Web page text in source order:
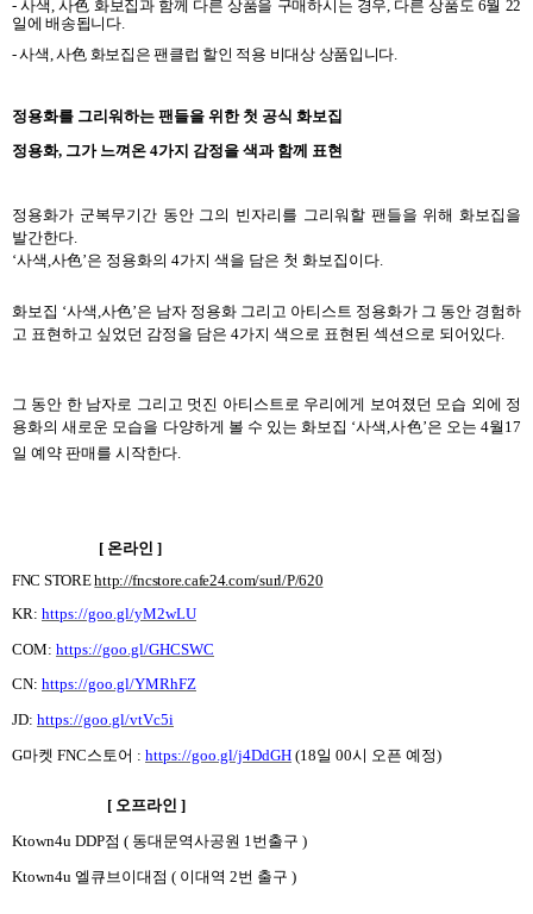
-사색, 사色 화보집과 함께 다른 상품을 구매하시는 경우, 다른 상품도 6월 22
일에 배송됩니다.
-사색,사色 화보집은 팬클럽 할인 적용 비대상 상품입니다.
정용화를 그리워하는 팬들을 위한 첫 공식 화보집
정용화, 그가 느껴온 4가지 감정을 색과 함께 표현
정용화가 군복무기간 동안 그의 빈자리를 그리워할 팬들을 위해 화보집을
발간한다.
‘사색,사色’은 정용화의 4가지 색을 담은 첫 화보집이다.
화보집 ‘사색,사色’은 남자 정용화 그리고 아티스트 정용화가 그 동안 경험하
고 표현하고 싶었던 감정을 담은 4가지 색으로 표현된 섹션으로 되어있다.
그 동안 한 남자로 그리고 멋진 아티스트로 우리에게 보여졌던 모습 외에 정
용화의 새로운 모습을 다양하게 볼 수 있는 화보집 ‘사색,사色’은 오는 4월 17
일 예약 판매를 시작한다.
[ 온라인 ]
FNC STOREhttp://fncstore.cafe24.com/surl/P/620
KR: https://goo.gl/yM2wLU
COM: https://goo.gl/GHCSWC
CN: https://goo.gl/YMRhFZ
JD: https://goo.gl/vtVc5i
G마켓 FNC스토어 : https://goo.gl/j4DdGH (18일 00시 오픈 예정)
[ 오프라인 ]
Ktown4u DDP점 ( 동대문역사공원 1 번출구 )
Ktown4u 엘큐브이대점 ( 이대역 2번 출구 )